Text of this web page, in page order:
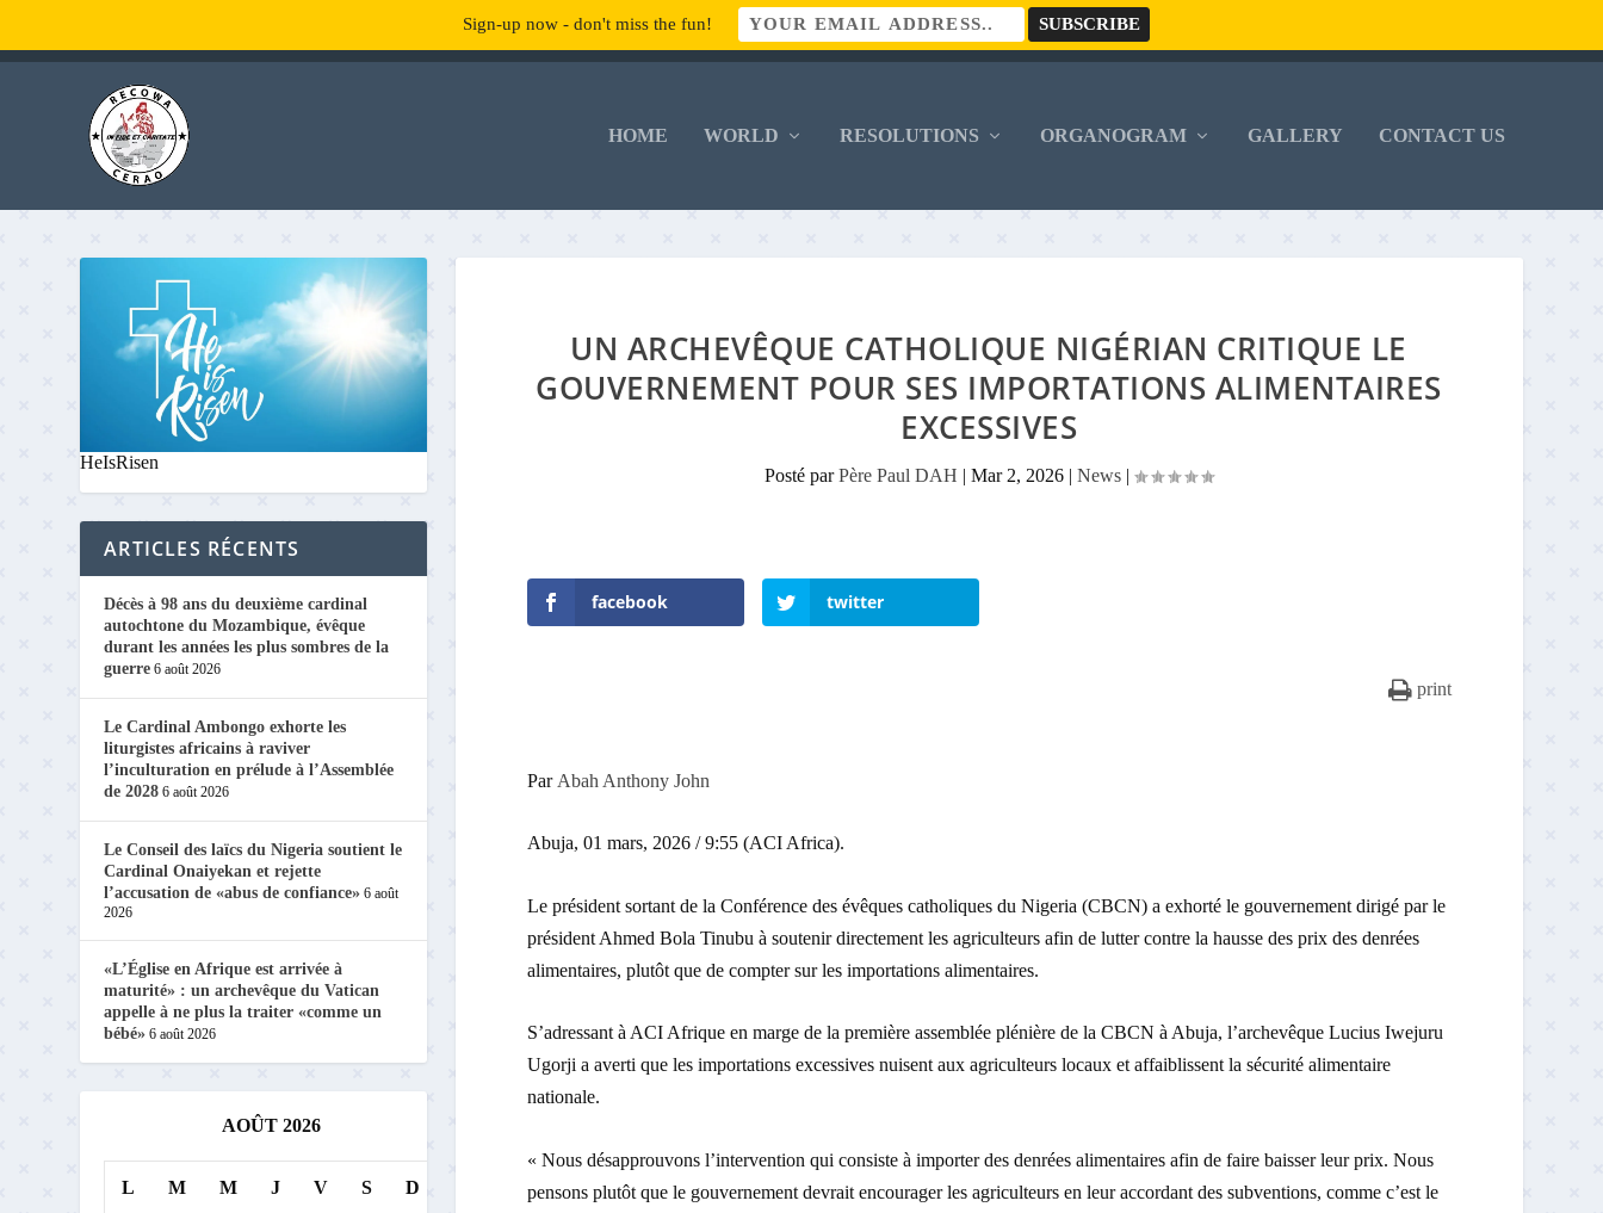
HOME WORLD RESOLUTIONS ORGANOGRAM GALLERY CONTACT US
UN ARCHEVÊQUE CATHOLIQUE NIGÉRIAN CRITIQUE LE
GOUVERNEMENT POUR SES IMPORTATIONS ALIMENTAIRES
EXCESSIVES
Posté parPère Paul DAH |Mar 2, 2026 |News |
facebook twitter
print
Par Abah Anthony John
Abuja, 01 mars, 2026 / 9:55 (ACI Africa).
Le président sortant de la Conférence des évêques catholiques du Nigeria (CBCN) a exhorté le gouvernement dirigé par le
président Ahmed Bola Tinubu à soutenir directement les agriculteurs afin de lutter contre la hausse des prix des denrées
alimentaires, plutôt que de compter sur les importations alimentaires.
S’adressant à ACI Afrique en marge de la première assemblée plénière de la CBCN à Abuja, l’archevêque Lucius Iwejuru
Ugorji a averti que les importations excessives nuisent aux agriculteurs locaux et affaiblissent la sécurité alimentaire
nationale.
« Nous désapprouvons l’intervention qui consiste à importer des denrées alimentaires afin de faire baisser leur prix. Nous
pensons plutôt que le gouvernement devrait encourager les agriculteurs en leur accordant des subventions, comme c’est le
HeIsRisen
ARTICLES RÉCENTS
Décès à 98 ans du deuxième cardinal
autochtone du Mozambique, évêque
durant les années les plus sombres de la
guerre 6 août 2026
Le Cardinal Ambongo exhorte les
liturgistes africains à raviver
l’inculturation en prélude à l’Assemblée
de 2028 6 août 2026
Le Conseil des laïcs du Nigeria soutient le
Cardinal Onaiyekan et rejette
l’accusation de «abus de confiance» 6 août
2026
«L’Église en Afrique est arrivée à
maturité» : un archevêque du Vatican
appelle à ne plus la traiter «comme un
bébé» 6 août 2026
AOÛT 2026
L M M J V S D
Sign-up now - don't miss the fun!